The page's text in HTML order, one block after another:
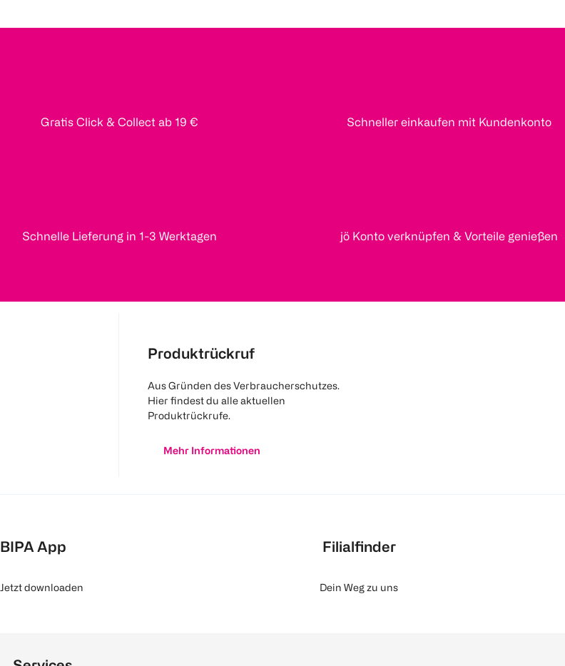
Gratis Click & Collect ab 19 € Schneller einkaufen mit Kundenkonto
Schnelle Lieferung in 1-3 Werktagen jö Konto verknüpfen & Vorteile genießen
Produktrückruf
Aus Gründen des Verbraucherschutzes.
Hier findest du alle aktuellen
Produktrückrufe.
Mehr Informationen
BIPA App
Jetzt downloaden
Filialfinder
Dein Weg zu uns